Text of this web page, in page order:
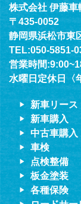
株式会社 伊藤車
〒435-0052
静岡県浜松市東
TEL:050-5851-
営業時間
水曜日定休日〈
新車リース
新車購入
中古車購入
車検
点検整備
板金塗装
各種保険